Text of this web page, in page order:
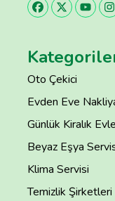
Oto Çekici
Evden Eve
Günlük Kiralık
Beyaz Eşya
Klima Servisi
Temizlik Şirketleri